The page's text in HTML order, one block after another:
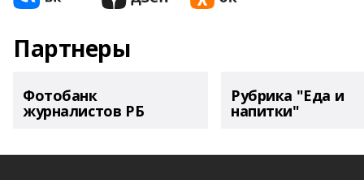
Партнеры
Фотобанк
журналистов РБ
Рубрика "Еда и
напитки"